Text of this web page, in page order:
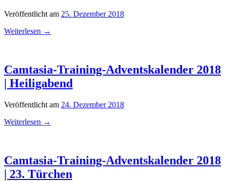
Veröffentlicht am 25. Dezember 2018
Weiterlesen →
Camtasia-Training-Adventskalender 2018
| Heiligabend
Veröffentlicht am 24. Dezember 2018
Weiterlesen →
Camtasia-Training-Adventskalender 2018
| 23. Türchen